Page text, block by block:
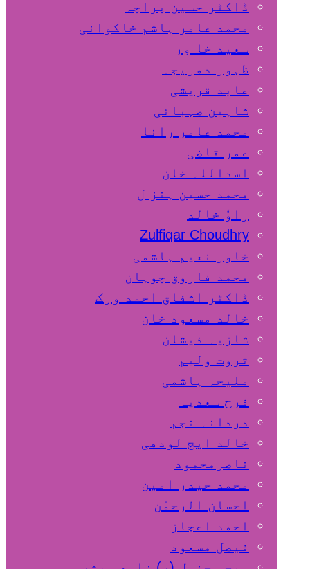
ڈاکٹر حسین پراچہ
محمد عامر ہاشم خاکوانی
سعید خا ور
ظہور دھریجہ
عابد قریشی
شاہین صہبائی
محمد عامر رانا
عمر قاضی
اسداللہ خان
محمد حسین ہنز ل
راوٗ خالد
Zulfiqar Choudhry
خاور نعیم ہاشمی
محمد فاروق چوہان
ڈاکٹر اشفاق احمد ورک
خالد مسعود خان
شازیہ ذیشان
ثروت ولیم
ملیحہ ہاشمی
فرح سعدیہ
دردانہ نجم
خالد ایچ لودھی
ناصرمحمود
محمد حیدر امین
احسان الرحمٰن
احمد اعجاز
فیصل مسعود